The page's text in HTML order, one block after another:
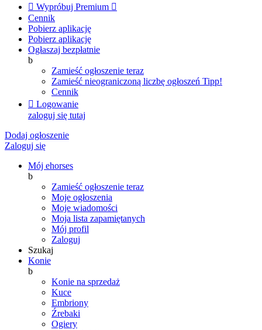
 Wypróbuj Premium 
Cennik
Pobierz aplikację
Pobierz aplikację
Ogłaszaj bezpłatnie
b
Zamieść ogłoszenie teraz
Zamieść nieograniczoną liczbę ogłoszeń Tipp!
Cennik
 Logowanie
zaloguj się tutaj
Dodaj ogłoszenie
Zaloguj się
Mój ehorses
b
Zamieść ogłoszenie teraz
Moje ogłoszenia
Moje wiadomości
Moja lista zapamiętanych
Mój profil
Zaloguj
Szukaj
Konie
b
Konie na sprzedaż
Kuce
Embriony
Źrebaki
Ogiery